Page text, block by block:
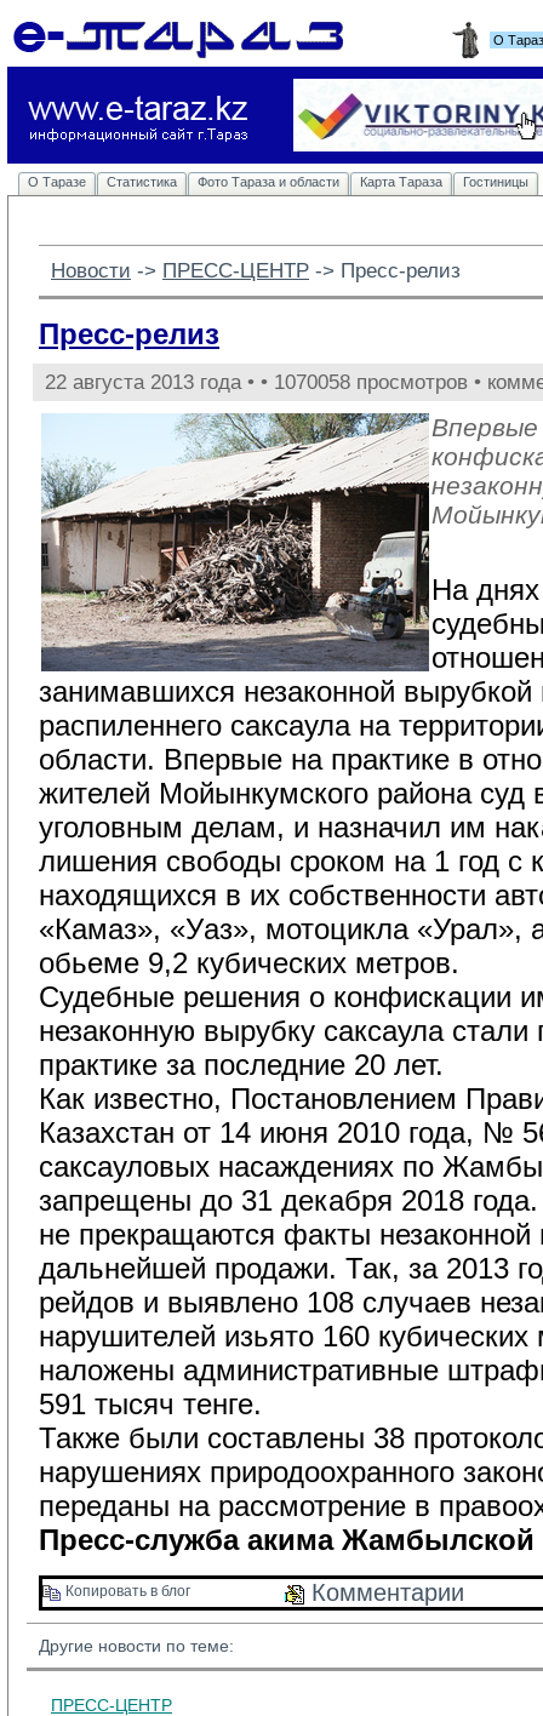
О
О Таразе Статистика Фото Тараза и области Карта Тараза Гостиницы
Новости -> ПРЕСС-ЦЕНТР -> Пресс-релиз
Пресс-релиз
22 августа 2013 года • • 1070058 просмотров •
На
занимавшихся незаконной вырубкой
распиленнего саксаула на
области. Впервые на практике в
жителей Мойынкумского района суд
уголовным делам, и назначил им
лишения свободы сроком на 1 год с
находящихся в их собственности
«Камаз», «Уаз», мотоцикла «Урал»,
обьеме 9,2 кубических метров.
Судебные решения о конфискации
незаконную вырубку саксаула
практике за последние 20 лет.
Как известно, Постановлением
Казахстан от 14 июня 2010 года, №
саксауловых насаждениях по
запрещены до 31 декабря 2018
не прекращаются факты
дальнейшей продажи. Так, за 2013
рейдов и выявлено 108 случаев
нарушителей изьято 160
наложены административные
591 тысяч тенге.
Также были составлены 38
нарушениях природоохранного
переданы на рассмотрение в
Пресс-служба акима Жамбылской
Копировать в блог Комментарии
Другие новости по теме:
ПРЕСС-ЦЕНТР